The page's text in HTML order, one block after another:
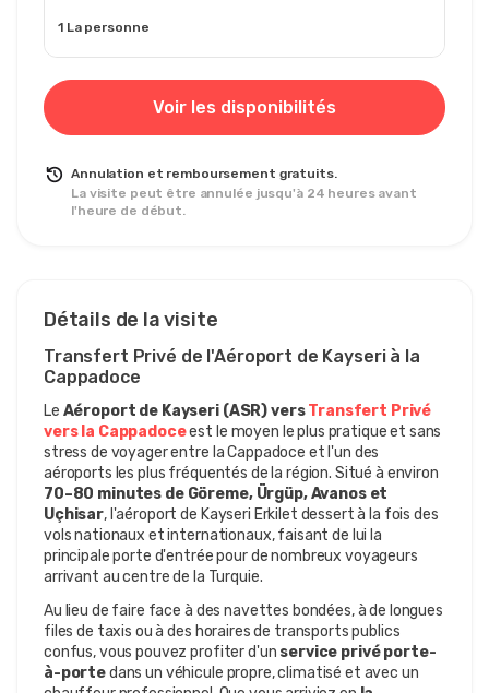
1 La personne
Voir les disponibilités
Annulation et remboursement gratuits.
La visite peut être annulée jusqu'à 24 heures avant
l'heure de début.
Détails de la visite
Transfert Privé de l'Aéroport de Kayseri à la
Cappadoce
Le Aéroport de Kayseri (ASR) vers Transfert Privé
vers la Cappadoce est le moyen le plus pratique et sans
stress de voyager entre la Cappadoce et l'un des
70–80 minutes de Göreme, Ürgüp, Avanos et
Uçhisar, l'aéroport de Kayseri Erkilet dessert à la fois des
vols nationaux et internationaux, faisant de lui la
principale porte d'entrée pour de nombreux voyageurs
arrivant au centre de la Turquie.
Au lieu de faire face à des navettes bondées, à de longues
files de taxis ou à des horaires de transports publics
confus, vous pouvez profiter d'un service privé porte-
à-porte dans un véhicule propre, climatisé et avec un